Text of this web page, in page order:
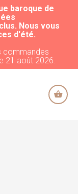
baroque de
Nous vous
d'été.
commandes
21 août 2026.